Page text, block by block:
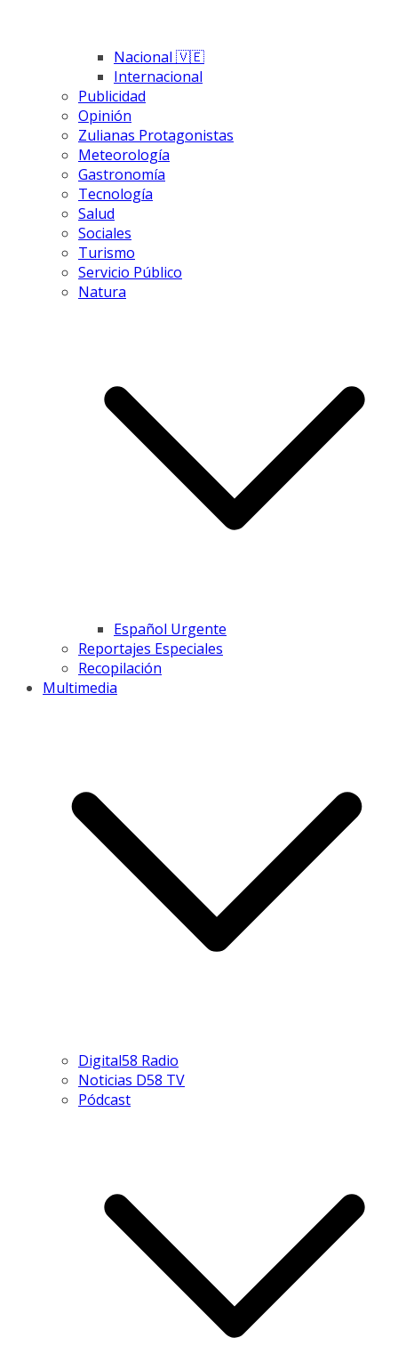
Nacional 🇻🇪
Internacional
Publicidad
Opinión
Zulianas Protagonistas
Meteorología
Gastronomía
Tecnología
Salud
Sociales
Turismo
Servicio Público
Natura
Español Urgente
Reportajes Especiales
Recopilación
Multimedia
Digital58 Radio
Noticias D58 TV
Pódcast